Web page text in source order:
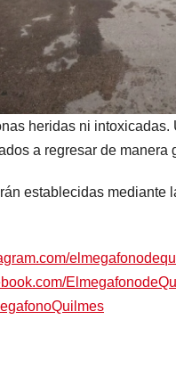
heridas ni
a regresar de manera
establecidas mediante